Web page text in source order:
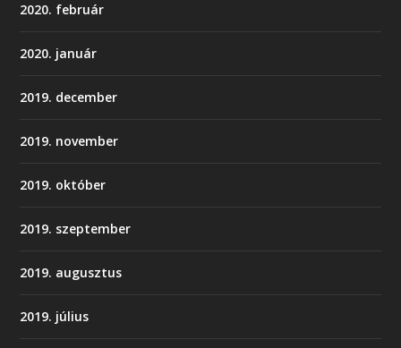
2020. február
2020. január
2019. december
2019. november
2019. október
2019. szeptember
2019. augusztus
2019. július